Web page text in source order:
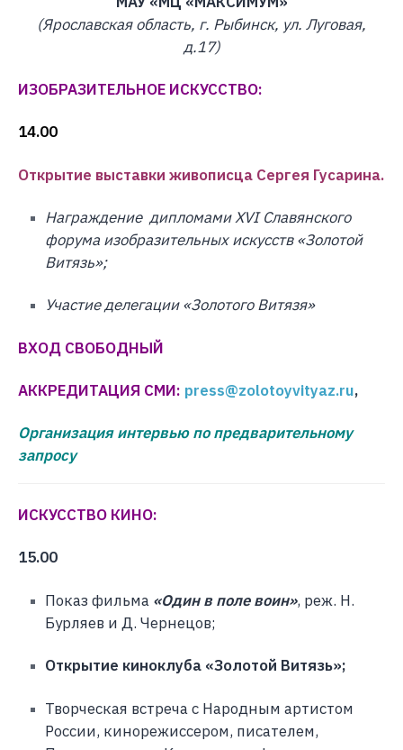
(Ярославская область, г. Рыбинск, ул. Луговая,
д.17)
ИЗОБРАЗИТЕЛЬНОЕ ИСКУССТВО:
14.00
Открытие выставки живописца Сергея Гусарина.
Награждение дипломами XVI Славянского
форума изобразительных искусств «Золотой
Витязь»;
Участие делегации «Золотого Витязя»
ВХОД СВОБОДНЫЙ
АККРЕДИТАЦИЯ СМИ: press@zolotoyvityaz.ru,
Организация интервью по предварительному
запросу
ИСКУССТВО КИНО:
15.00
Показ фильма «Один в поле воин», реж. Н.
Бурляев и Д. Чернецов;
Открытие киноклуба «Золотой Витязь»;
Творческая встреча с Народным артистом
России, кинорежиссером, писателем,